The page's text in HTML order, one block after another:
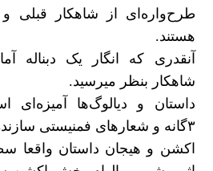
طرح‌واره‌ای از شاهکار قبلی
هستند.
آنقدری که انگار یک دبناله‌
شاهکار بنظر میرسید.
داستان و دیالوگ‌ها آمیزه‌ای
۳گانه و شعارهای فمنیستی سازنده.
اکشن و هیجان داستان واقعا